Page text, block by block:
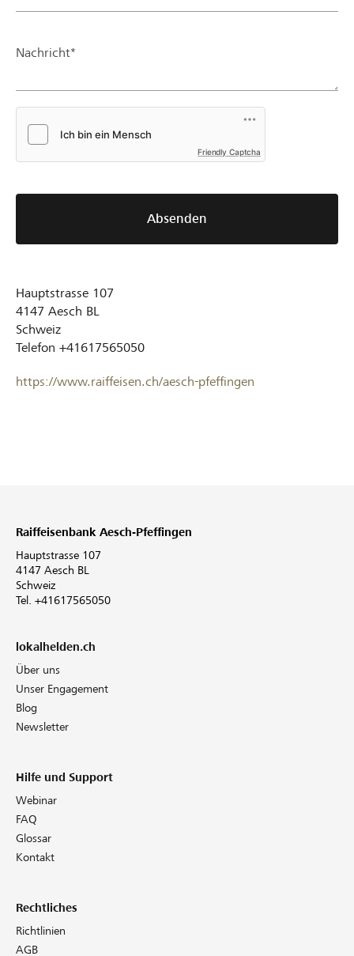
Nachricht*
Friendly Captcha
Absenden
Hauptstrasse 107
4147 Aesch BL
Schweiz
Telefon +41617565050
https://www.raiffeisen.ch/aesch-pfeffingen
Raiffeisenbank Aesch-Pfeffingen
Hauptstrasse 107
4147 Aesch BL
Schweiz
Tel. +41617565050
lokalhelden.ch
Über uns
Unser Engagement
Blog
Newsletter
Hilfe und Support
Webinar
FAQ
Glossar
Kontakt
Rechtliches
Richtlinien
AGB